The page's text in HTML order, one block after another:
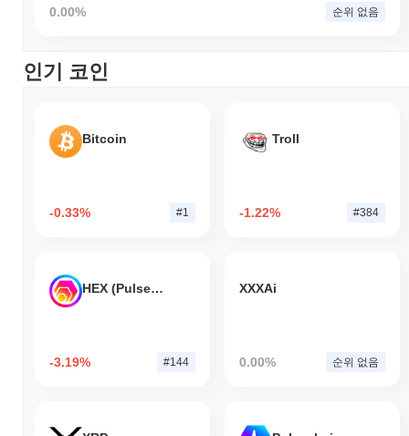
0.00% 순위 없음
인기 코인
Bitcoin
-0.33% #1
Troll
-1.22% #384
HEX (Pulsechain)
-3.19% #144
XXXAi
0.00% 순위 없음